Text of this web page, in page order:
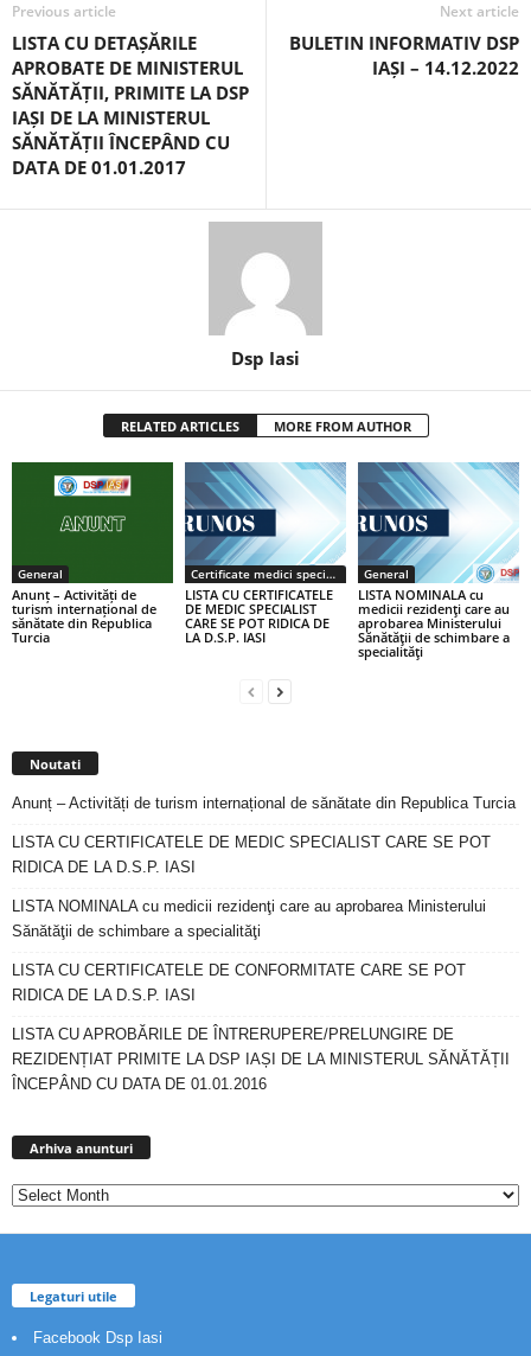
Previous article
LISTA CU DETAȘĂRILE
APROBATE DE MINISTERUL
SĂNĂTĂȚII, PRIMITE LA DSP
IAȘI DE LA MINISTERUL
SĂNĂTĂȚII ÎNCEPÂND CU
DATA DE 01.01.2017
Next article
BULETIN INFORMATIV DSP
IAȘI – 14.12.2022
Dsp Iasi
RELATED ARTICLES MORE FROM AUTHOR
General
Anunț – Activități de
turism internațional de
sănătate din Republica
Turcia
Certificate medici specialiști / primari
LISTA CU CERTIFICATELE
DE MEDIC SPECIALIST
CARE SE POT RIDICA DE
LA D.S.P. IASI
General
LISTA NOMINALA cu
medicii rezidenţi care au
aprobarea Ministerului
Sănătăţii de schimbare a
specialităţi
Noutati
Anunț – Activități de turism internațional de sănătate din Republica Turcia
LISTA CU CERTIFICATELE DE MEDIC SPECIALIST CARE SE POT
RIDICA DE LA D.S.P. IASI
LISTA NOMINALA cu medicii rezidenţi care au aprobarea Ministerului
Sănătăţii de schimbare a specialităţi
LISTA CU CERTIFICATELE DE CONFORMITATE CARE SE POT
RIDICA DE LA D.S.P. IASI
LISTA CU APROBĂRILE DE ÎNTRERUPERE/PRELUNGIRE DE
REZIDENȚIAT PRIMITE LA DSP IAȘI DE LA MINISTERUL SĂNĂTĂȚII
ÎNCEPÂND CU DATA DE 01.01.2016
Arhiva anunturi
Legaturi utile
Facebook Dsp Iasi